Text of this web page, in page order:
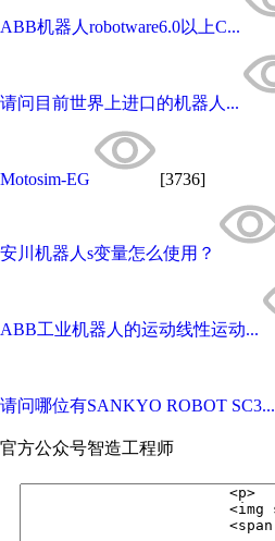
ABB机器人robotware6.0以上C...
请问目前世界上进口的机器人...
Motosim-EG [3736]
安川机器人s变量怎么使用？
ABB工业机器人的运动线性运动...
请问哪位有SANKYO ROBOT SC3...
官方公众号智造工程师